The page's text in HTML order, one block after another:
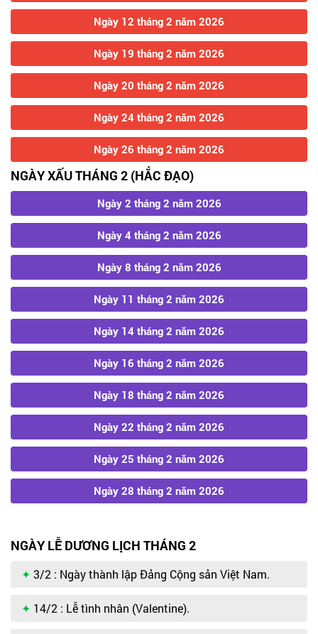
Ngày 12 tháng 2 năm 2026
Ngày 19 tháng 2 năm 2026
Ngày 20 tháng 2 năm 2026
Ngày 24 tháng 2 năm 2026
Ngày 26 tháng 2 năm 2026
NGÀY XẤU THÁNG 2 (HẮC ĐẠO)
Ngày 2 tháng 2 năm 2026
Ngày 4 tháng 2 năm 2026
Ngày 8 tháng 2 năm 2026
Ngày 11 tháng 2 năm 2026
Ngày 14 tháng 2 năm 2026
Ngày 16 tháng 2 năm 2026
Ngày 18 tháng 2 năm 2026
Ngày 22 tháng 2 năm 2026
Ngày 25 tháng 2 năm 2026
Ngày 28 tháng 2 năm 2026
NGÀY LỄ DƯƠNG LỊCH THÁNG 2
3/2 : Ngày thành lập Đảng Cộng sản Việt Nam.
14/2 : Lễ tình nhân (Valentine).